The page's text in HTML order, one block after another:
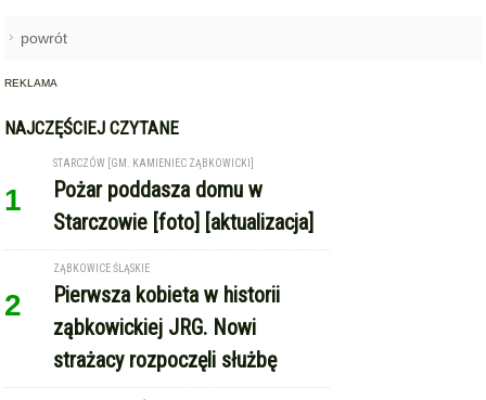
powrót
REKLAMA
NAJCZĘŚCIEJ CZYTANE
1
STARCZÓW [GM. KAMIENIEC ZĄBKOWICKI]
Pożar poddasza domu w
Starczowie [foto] [aktualizacja]
2
ZĄBKOWICE ŚLĄSKIE
Pierwsza kobieta w historii
ząbkowickiej JRG. Nowi
strażacy rozpoczęli służbę